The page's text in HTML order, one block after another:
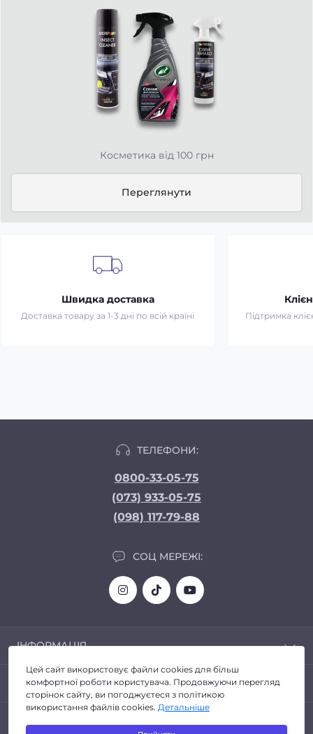
Косметика від 100 грн
Переглянути
Швидка доставка
Доставка товару за 1-3 дні по всій країні Підтримка
ТЕЛЕФОНИ:
0800-33-05-75
(073) 933-05-75
(098) 117-79-88
СОЦ МЕРЕЖІ:
ІНФОРМАЦІЯ
Доставка та Оплата
Про магазин
Політика конфіденційності
Договір публічної оферти
ПОПУЛЯРНЕ
Автозвук
Головні пристрої
Цей сайт використовує файли cookies для більш
комфортної роботи користувача. Продовжуючи перегляд
сторінок сайту, ви погоджуєтеся з політикою
використання файлів cookies. Детальніше